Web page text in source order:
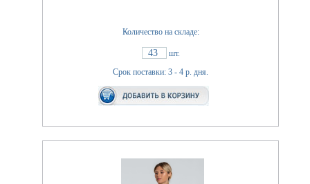
Количество на складе:
43
шт.
Срок поставки: 3 - 4 р. дня.